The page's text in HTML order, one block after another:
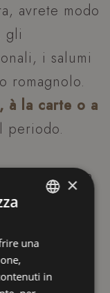
avrete modo
gli
i salumi
romagnolo.
à la carte o a
periodo.
speciali non
o per
la
alimentare
ENGLISH
×
una
in